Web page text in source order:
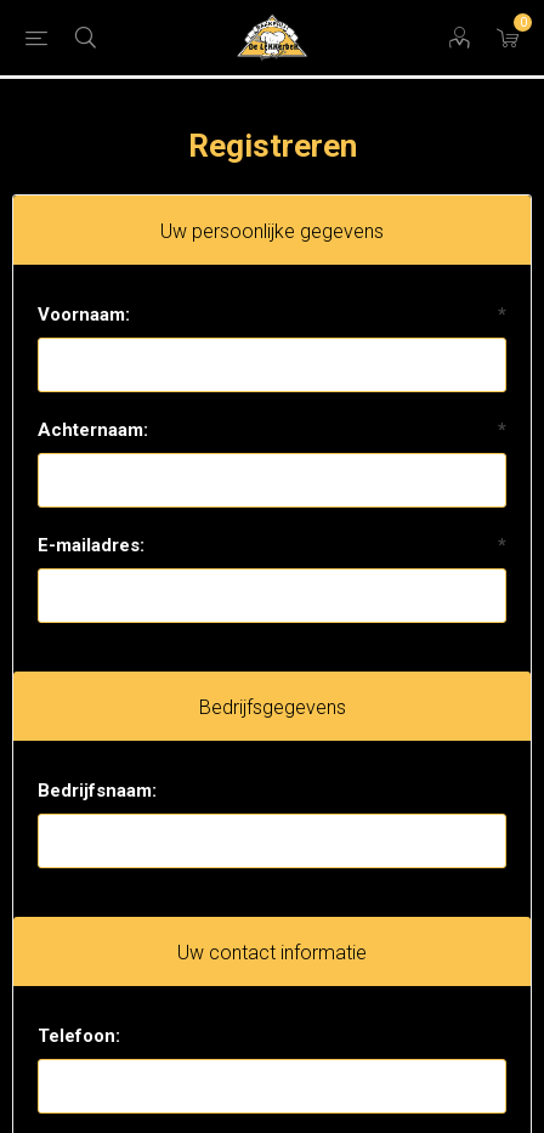
0
Registreren
Uw persoonlijke gegevens
Voornaam: *
Achternaam: *
E-mailadres: *
Bedrijfsgegevens
Bedrijfsnaam:
Uw contact informatie
Telefoon: